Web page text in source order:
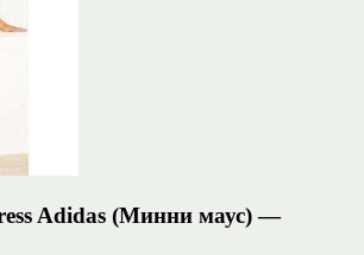
Adidas (Минни маус) —